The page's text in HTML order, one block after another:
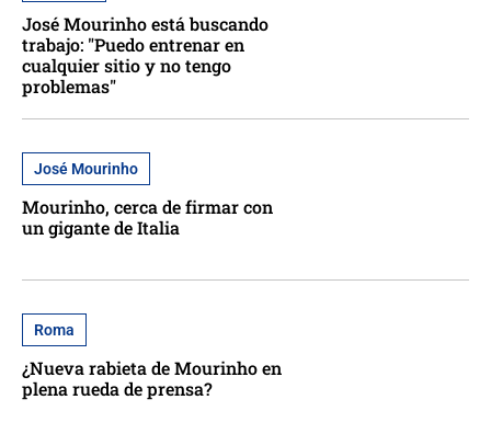
José Mourinho está buscando
trabajo: "Puedo entrenar en
cualquier sitio y no tengo
problemas"
José Mourinho
Mourinho, cerca de firmar con
un gigante de Italia
Roma
¿Nueva rabieta de Mourinho en
plena rueda de prensa?